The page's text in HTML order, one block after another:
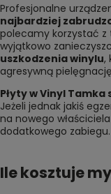
Profesjonalne
najbardziej
polecamy korzystać z
wyjątkowo
uszkodzenia winylu,
agresywną
Płyty w Vinyl
Jeżeli jednak jakiś
na nowego
dodatkowego zabiegu.
Ile kosztuje